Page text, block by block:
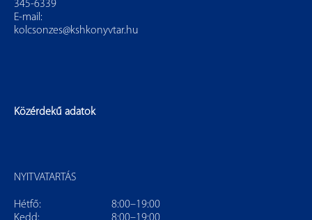
345-6339
E-mail:
kolcsonzes@kshkonyvtar.hu
Közérdekű adatok
NYITVATARTÁS
Hétfő:
8:00–19:00